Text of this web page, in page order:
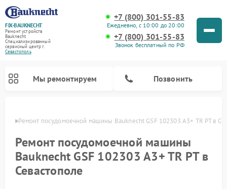
FIX-BAUKNECHT
Ремонт устройств
Bauknecht
Специализированный
cервисный центр г.
Севастополь
+7 (800) 301-55-83
Ежедневно, с 10:00 до 20:00
+7 (800) 301-55-83
Звонок бесплатный по РФ
Мы ремонтируем Позвонить
Ремонт посудомоечной машины Bauknecht GSF 102303 A3+ TR PT в
Ремонт посудомоечной машины
Bauknecht GSF 102303 A3+ TR PT в
Севастополе